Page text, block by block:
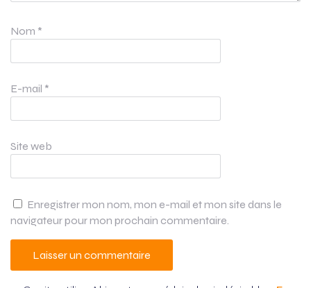
Nom *
E-mail *
Site web
Enregistrer mon nom, mon e-mail et mon site dans le
navigateur pour mon prochain commentaire.